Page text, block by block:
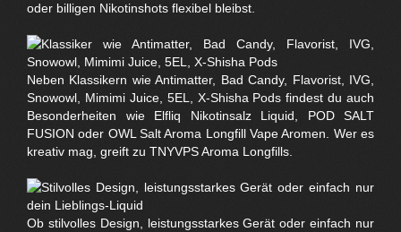
oder billigen Nikotinshots flexibel bleibst.
Neben Klassikern wie Antimatter, Bad Candy, Flavorist, IVG,
Snowowl, Mimimi Juice, 5EL, X-Shisha Pods findest du auch
Besonderheiten wie Elfliq Nikotinsalz Liquid, POD SALT
FUSION oder OWL Salt Aroma Longfill Vape Aromen. Wer es
kreativ mag, greift zu TNYVPS Aroma Longfills.
Ob stilvolles Design, leistungsstarkes Gerät oder einfach nur